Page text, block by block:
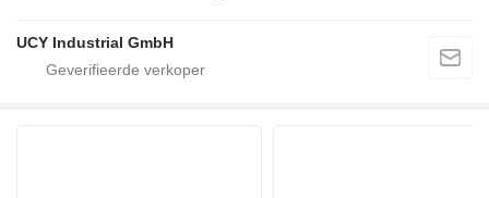
UCY Industrial GmbH